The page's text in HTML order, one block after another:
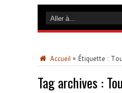
Accueil » Étiquette :
Tag archives :